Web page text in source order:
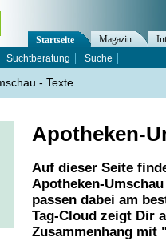
Apotheken-
Auf dieser Seite
Apotheken-Umschau
passen dabei am
Tag-Cloud zeigt Dir
Zusammenhang mit
Startseite Magazin
Suchtberatung Suche
- Texte